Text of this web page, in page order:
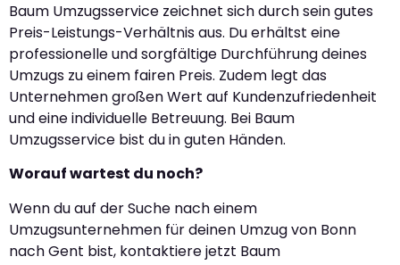
Baum Umzugsservice zeichnet sich durch sein gutes
Preis-Leistungs-Verhältnis aus. Du erhältst eine
professionelle und sorgfältige Durchführung deines
Umzugs zu einem fairen Preis. Zudem legt das
Unternehmen großen Wert auf Kundenzufriedenheit
und eine individuelle Betreuung. Bei Baum
Umzugsservice bist du in guten Händen.
Worauf wartest du noch?
Wenn du auf der Suche nach einem
Umzugsunternehmen für deinen Umzug von Bonn
nach Gent bist, kontaktiere jetzt Baum